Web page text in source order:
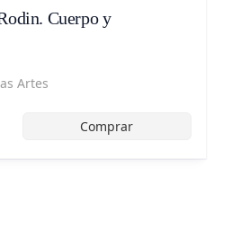
Cuerpo y
Artes
Comprar